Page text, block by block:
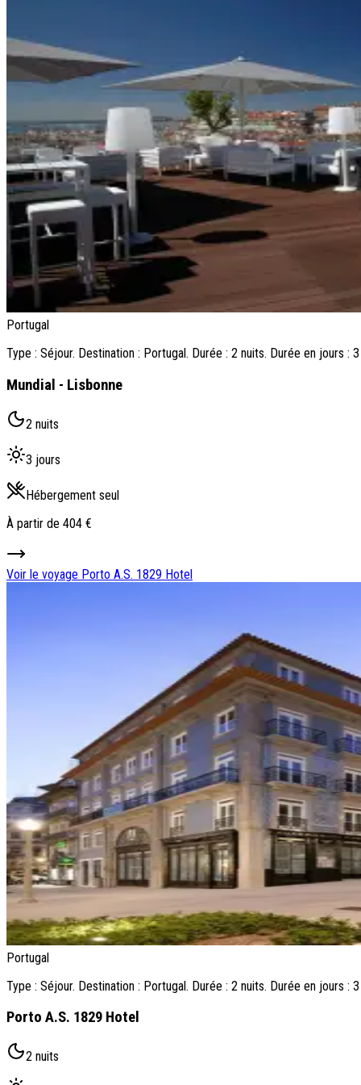
Portugal
Type : Séjour. Destination : Portugal. Durée : 2 nuits. Durée en jours
Mundial - Lisbonne
2 nuits
3 jours
Hébergement seul
À partir de 404 €
Voir le voyage Porto A.S. 1829 Hotel
Portugal
Type : Séjour. Destination : Portugal. Durée : 2 nuits. Durée en jours
Porto A.S. 1829 Hotel
2 nuits